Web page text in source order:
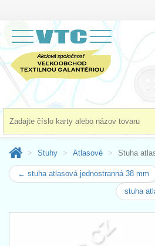
Stuhy Atlasové Stuha
← stuha atlasová jednostranná 38 mm
stuha